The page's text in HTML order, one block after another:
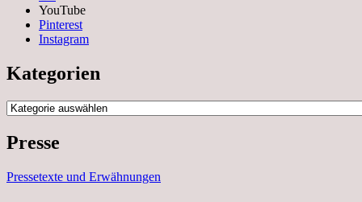
YouTube
Pinterest
Instagram
Kategorien
Kategorien
Presse
Pressetexte und Erwähnungen